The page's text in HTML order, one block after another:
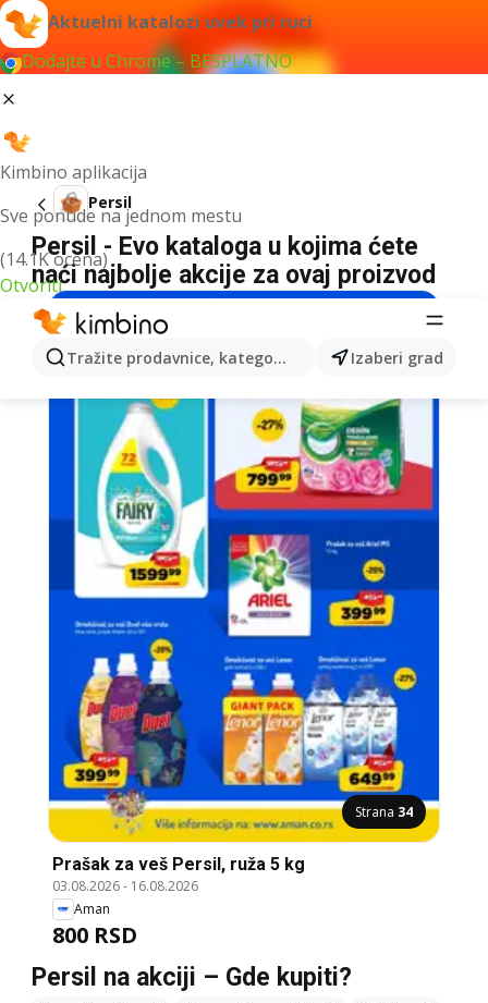
Aktuelni katalozi uvek pri ruci
Dodajte u Chrome – BESPLATNO
Kimbino aplikacija
Sve ponude na jednom mestu
(14.1K ocena)
Otvoriti
Tražite prodavnice, kategorije, proizvode...Izaberi grad
Persil
Persil - Evo kataloga u kojima ćete
naći najbolje akcije za ovaj proizvod
Strana 34
Prašak za veš Persil, ruža 5 kg
03.08.2026- 16.08.2026
Aman
800 RSD
Persil na akciji – Gde kupiti?